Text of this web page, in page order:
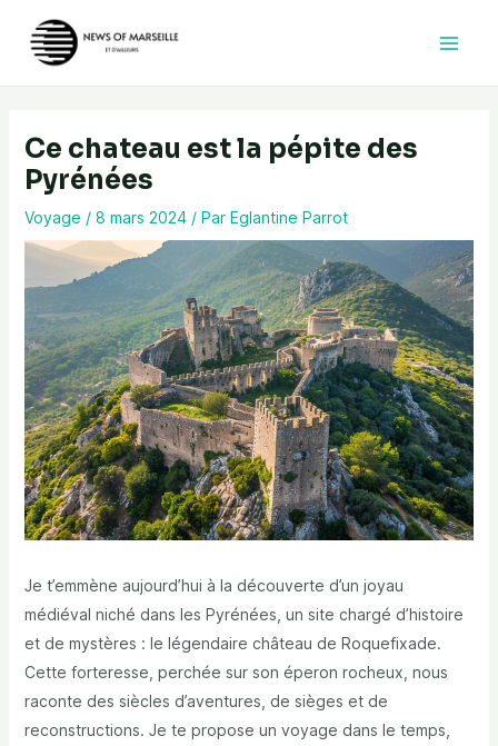
contenu
Ce chateau est la pépite des
Pyrénées
Voyage / 8 mars 2024 / Par Eglantine Parrot
Je t’emmène aujourd’hui à la découverte d’un joyau
médiéval niché dans les Pyrénées, un site chargé d’histoire
et de mystères : le légendaire château de Roquefixade.
Cette forteresse, perchée sur son éperon rocheux, nous
raconte des siècles d’aventures, de sièges et de
reconstructions. Je te propose un voyage dans le temps,